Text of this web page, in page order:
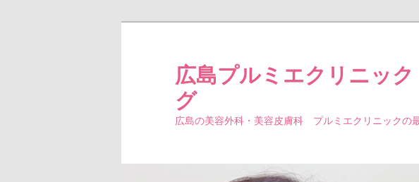
広島プルミエクリニッ
グ
広島の美容外科・美容皮膚科 プルミエクリニックの